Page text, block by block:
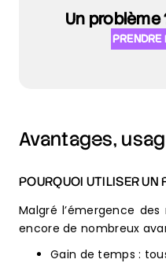
Un problème
PRENDRE
Avantages,
POURQUOI UTILISER UN
Malgré l’émergence
encore de nombreux
Gain de temps :